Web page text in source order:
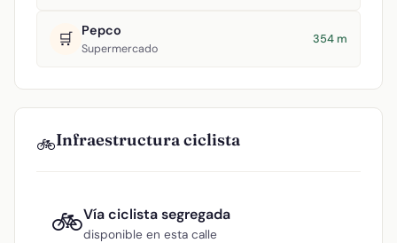
🛒 Pepco
Supermercado
354 m
🚲Infraestructura ciclista
🚲Vía ciclista segregada
disponible en esta calle